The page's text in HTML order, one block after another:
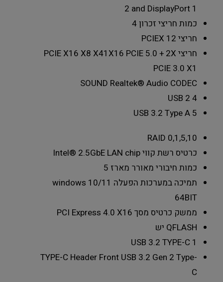
2 and DisplayPort 1
כמות חריצי זכרון4
חריצי PCIEX 1 2
חריצי PCIE X16 X8 X4 1X16 PCIE 5.0 + 2X
PCIE 3.0 X1
SOUND Realtek® Audio CODEC
USB 2 4
USB 3.2 Type A 5
RAID 0,1,5,10
כרטיס רשת קוויIntel® 2.5GbE LAN chip
כמות חיבורי מאורר מארז 5
תמיכה במערכות הפעלה windows 10/11
64BIT
ממשק כרטיס מסך PCI Express 4.0 X16
QFLASH יש
USB 3.2 TYPE-C 1
TYPE-C Header Front USB 3.2 Gen 2 Type-
C